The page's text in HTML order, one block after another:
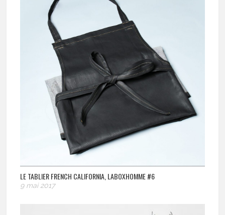
LE TABLIER FRENCH CALIFORNIA, LABOXHOMME #6
9 mai 2017